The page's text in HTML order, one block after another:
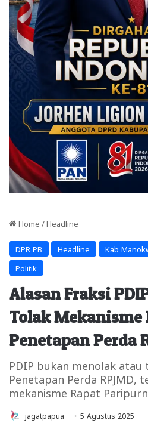
Home / Headline
DPR PB Headline Kab
Politik
Alasan Fraksi
Tolak
Penetapan Perda
PDIP bukan menolak atau
Penetapan Perda RPJMD,
mekanisme Rapat
jagatpapua 5 Agustus 2025